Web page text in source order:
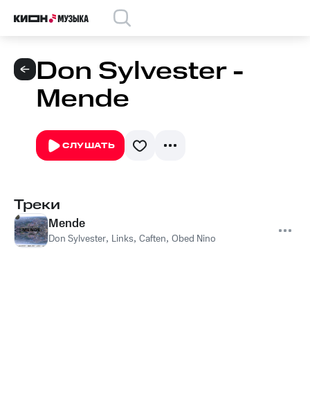
Don Sylvester -
Mende
СЛУШАТЬ
Треки
Mende
Don Sylvester, Links, Caften, Obed Nino